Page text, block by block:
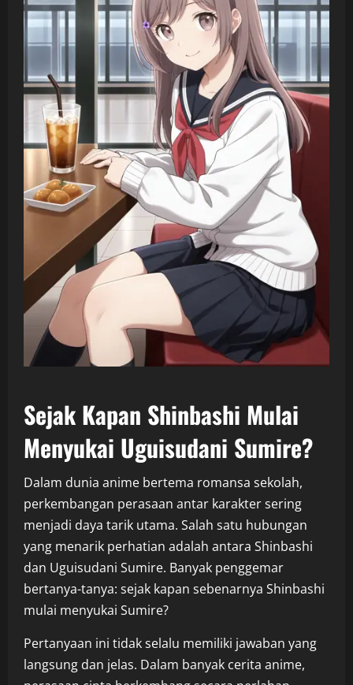
Sejak Kapan Shinbashi Mulai
Menyukai Uguisudani Sumire?
Dalam dunia anime bertema romansa sekolah,
perkembangan perasaan antar karakter sering
menjadi daya tarik utama. Salah satu hubungan
yang menarik perhatian adalah antara Shinbashi
dan Uguisudani Sumire. Banyak penggemar
bertanya-tanya: sejak kapan sebenarnya Shinbashi
mulai menyukai Sumire?
Pertanyaan ini tidak selalu memiliki jawaban yang
langsung dan jelas. Dalam banyak cerita anime,